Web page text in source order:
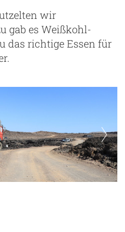
wir
gab es Weißkohl-
das richtige Essen für